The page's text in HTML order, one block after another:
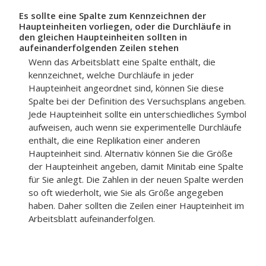
Es sollte eine Spalte zum Kennzeichnen der
Haupteinheiten vorliegen, oder die Durchläufe in
den gleichen Haupteinheiten sollten in
aufeinanderfolgenden Zeilen stehen
Wenn das Arbeitsblatt eine Spalte enthält, die
kennzeichnet, welche Durchläufe in jeder
Haupteinheit angeordnet sind, können Sie diese
Spalte bei der Definition des Versuchsplans angeben.
Jede Haupteinheit sollte ein unterschiedliches Symbol
aufweisen, auch wenn sie experimentelle Durchläufe
enthält, die eine Replikation einer anderen
Haupteinheit sind. Alternativ können Sie die Größe
der Haupteinheit angeben, damit Minitab eine Spalte
für Sie anlegt. Die Zahlen in der neuen Spalte werden
so oft wiederholt, wie Sie als Größe angegeben
haben. Daher sollten die Zeilen einer Haupteinheit im
Arbeitsblatt aufeinanderfolgen.